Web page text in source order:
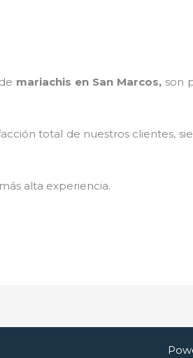
mariachis en San Marcos, son
total de nuestros clientes,
alta experiencia.